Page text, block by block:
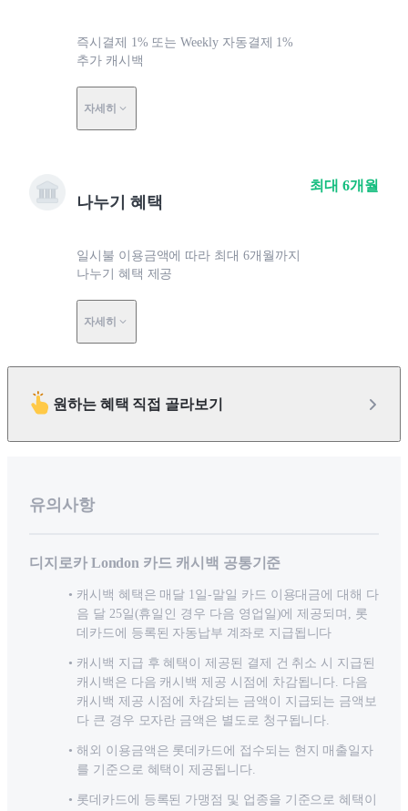
즉시결제 1% 또는 Weekly 자동결제 1%
추가 캐시백
자세히
나누기 혜택
일시불 이용금액에 따라 최대 6개월까지
나누기 혜택 제공
자세히
최대 6개월
원하는 혜택 직접 골라보기
유의사항
디지로카 London 카드 캐시백 공통기준
캐시백 혜택은 매달 1일-말일 카드 이용대금에 대해 다
음 달 25일(휴일인 경우 다음 영업일)에 제공되며, 롯
데카드에 등록된 자동납부 계좌로 지급됩니다
캐시백 지급 후 혜택이 제공된 결제 건 취소 시 지급된
캐시백은 다음 캐시백 제공 시점에 차감됩니다. 다음
캐시백 제공 시점에 차감되는 금액이 지급되는 금액보
다 큰 경우 모자란 금액은 별도로 청구됩니다.
해외 이용금액은 롯데카드에 접수되는 현지 매출일자
를 기준으로 혜택이 제공됩니다.
롯데카드에 등록된 가맹점 및 업종을 기준으로 혜택이